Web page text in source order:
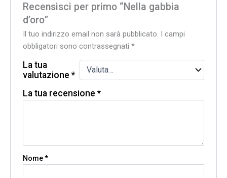
Recensisci per primo “Nella gabbia
d’oro”
Il tuo indirizzo email non sarà pubblicato. I campi
obbligatori sono contrassegnati*
La tua
valutazione*
La tua recensione*
Nome*